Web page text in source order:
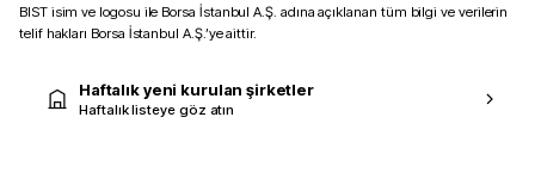
BIST isim ve logosu ile Borsa İstanbul A.Ş. adına açıklanan tüm bilgi ve verilerin
telif hakları Borsa İstanbul A.Ş.’ye aittir.
Haftalık yeni kurulan şirketler
Haftalık listeye göz atın